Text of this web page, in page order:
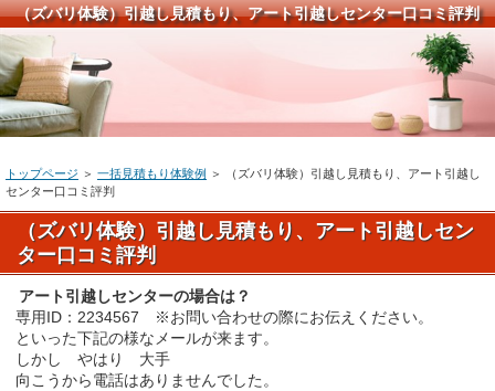
（ズバリ体験）引越し見積もり、アート引越しセンター口コミ評判
トップページ ＞ 一括見積もり体験例
＞ （ズバリ体験）引越し見積もり、アート引越し
センター口コミ評判
（ズバリ体験）引越し見積もり、アート引越しセン
ター口コミ評判
アート引越しセンターの場合は？
専用ID：2234567 ※お問い合わせの際にお伝えください。
といった下記の様なメールが来ます。
しかし やはり 大手
向こうから電話はありませんでした。